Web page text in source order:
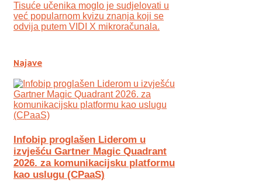
Tisuće učenika moglo je sudjelovati u
već popularnom kvizu znanja koji se
odvija putem VIDI X mikroračunala.
Najave
Infobip proglašen Liderom u
izvješću Gartner Magic Quadrant
2026. za komunikacijsku platformu
kao uslugu (CPaaS)